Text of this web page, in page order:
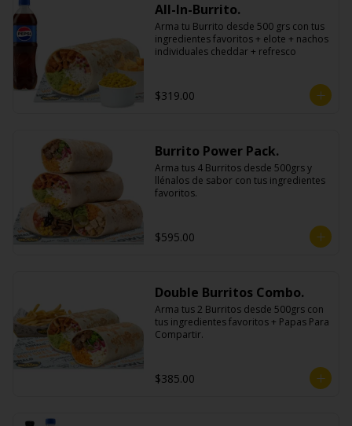
All-In-Burrito.
Arma tu Burrito desde 500 grs con tus
ingredientes favoritos + elote + nachos
individuales cheddar + refresco
$319.00
Burrito Power Pack.
Arma tus 4 Burritos desde 500grs y
llénalos de sabor con tus ingredientes
favoritos.
$595.00
Double Burritos Combo.
Arma tus 2 Burritos desde 500grs con
tus ingredientes favoritos + Papas Para
Compartir.
$385.00